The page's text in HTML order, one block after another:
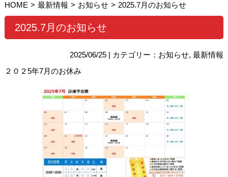
HOME > 最新情報 > お知らせ > 2025.7月のお知らせ
2025.7月のお知らせ
2025/06/25 | カテゴリー： お知らせ,最新情報
２０２5年7月のお休み